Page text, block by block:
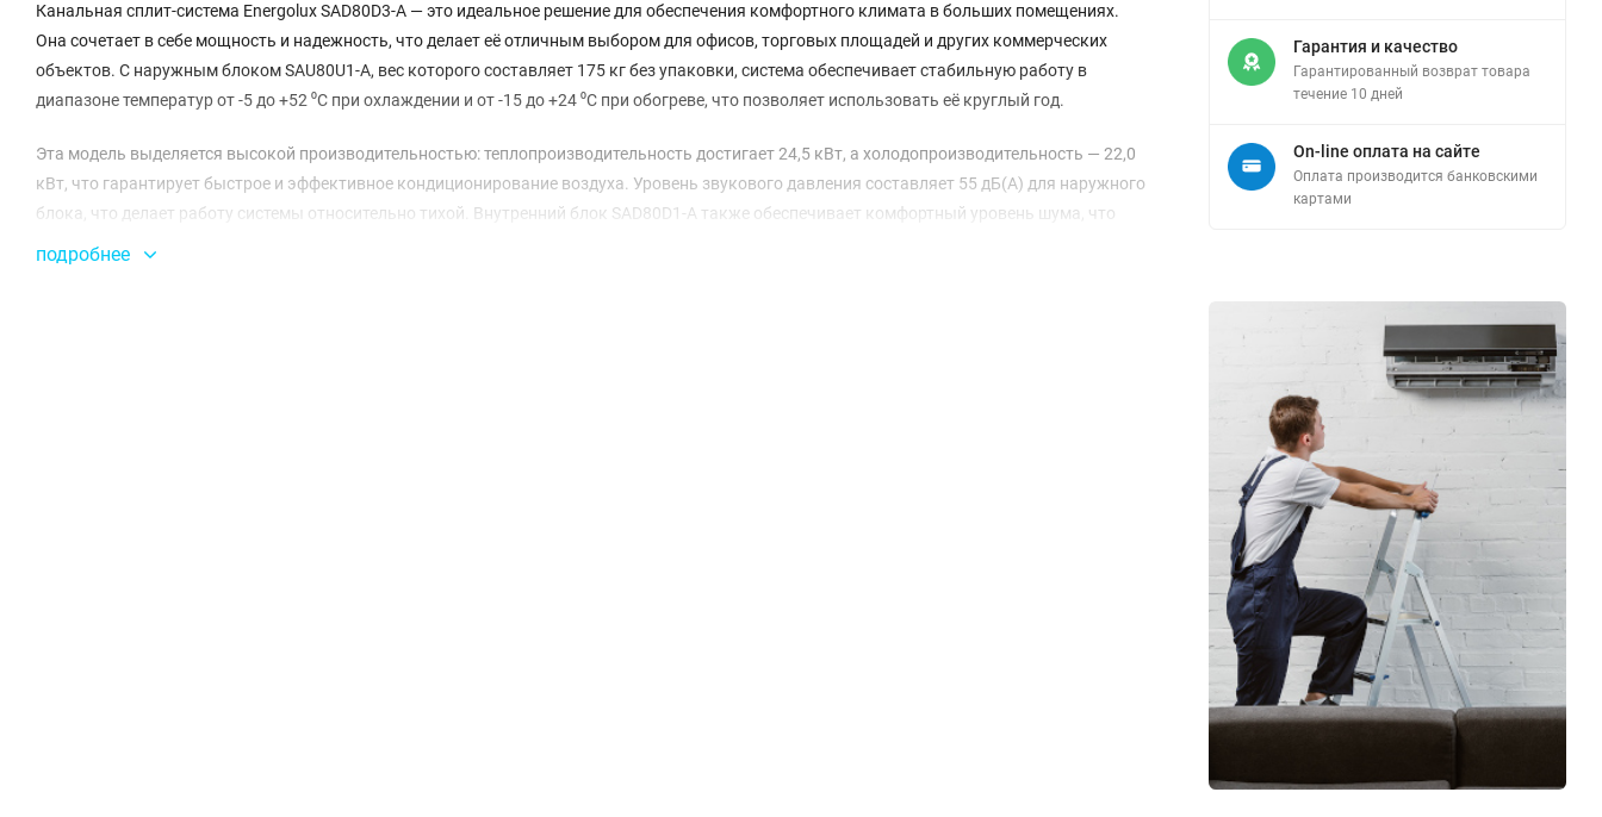
Канальная сплит-система Energolux SAD80D3-A — это идеальное решение для обеспечения комфортного климата в больших помещениях.
Она сочетает в себе мощность и надежность, что делает её отличным выбором для офисов, торговых площадей и других коммерческих
объектов. С наружным блоком SAU80U1-A, вес которого составляет 175 кг без упаковки, система обеспечивает стабильную работу в
диапазоне температур от -5 до +52 ⁰С при охлаждении и от -15 до +24 ⁰С при обогреве, что позволяет использовать её круглый год.
Эта модель выделяется высокой производительностью: теплопроизводительность достигает 24,5 кВт, а холодопроизводительность — 22,0
кВт, что гарантирует быстрое и эффективное кондиционирование воздуха. Уровень звукового давления составляет 55 дБ(А) для наружного
блока, что делает работу системы относительно тихой. Внутренний блок SAD80D1-A также обеспечивает комфортный уровень шума, что
важно для создания приятной атмосферы в помещении.
подробнее
Гарантия и качество
Гарантированный возврат товара
течение 10 дней
On-line оплата на сайте
Оплата производится банковскими
картами